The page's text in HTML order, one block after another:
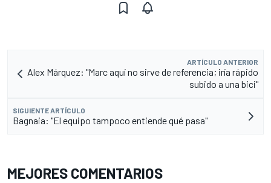
ARTÍCULO ANTERIOR
Alex Márquez: "Marc aquí no sirve de referencia; iría rápido
subido a una bici"
SIGUIENTE ARTÍCULO
Bagnaia: "El equipo tampoco entiende qué pasa"
MEJORES COMENTARIOS